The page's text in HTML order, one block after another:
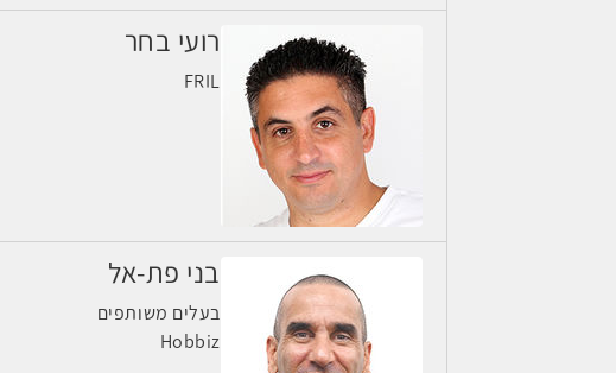
רועי בחר
FRIL
בני פת-אל
בעלים משותפים
Hobbiz